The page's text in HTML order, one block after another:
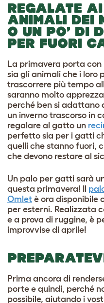
REGALATE
ANIMALI DEI
O UN PO’ DI
PER FUORI
La primavera porta
sia gli animali che i loro
trascorrere più tempo
saranno molto
perché ben si adattano
un inverno trascorso in
regalare al gatto un
perfetto sia per i gatti
quelli che stanno fuori,
che devono restare al
Un palo per gatti sarà
questa primavera! Il
Omlet è ora disponibile
per esterni. Realizzata
e a prova di ruggine, è
improvvise di aprile!
Prima ancora di
porte e quindi, perché
possibile, aiutando i